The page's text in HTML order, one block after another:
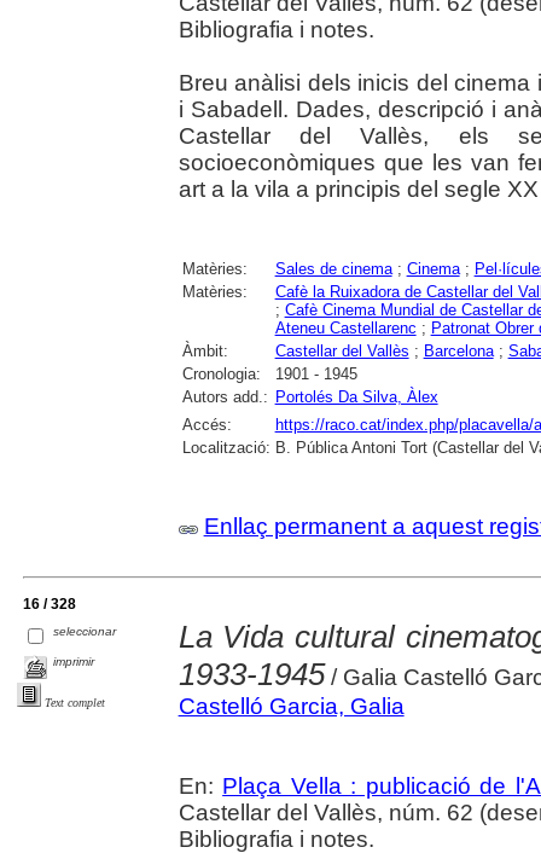
Bibliografia i notes.
Breu anàlisi dels inicis del
i Sabadell. Dades, descripció i
Castellar del Vallès, els
socioeconòmiques que les van
art a la vila a principis del segle
Matèries: Sales de cinema; Cinema;
Matèries:
Cafè la Ruixadora de Castellar del
; Cafè Cinema Mundial de Castellar
Ateneu Castellarenc ; Patronat Obrer
Àmbit:
Castellar del Vallès ; Barcelona;
Cronologia:
1901 - 1945
Autors add.: Portolés Da Silva, Àlex
Accés:
https://raco.cat/index.php/placavella/
Localització: B. Pública Antoni Tort (Castellar del
Enllaç permanent a aquest
16 / 328
seleccionar
imprimir
Text complet
La Vida cultural
1933-1945/ Galia Castelló
Castelló Garcia, Galia
En: Plaça Vella : publicació de
Castellar del Vallès, núm. 62
Bibliografia i notes.